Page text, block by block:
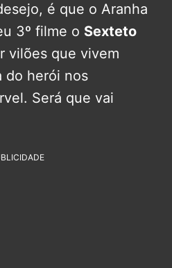
é que o Aranha
3º filme o Sexteto
vilões que vivem
do herói nos
Será que vai